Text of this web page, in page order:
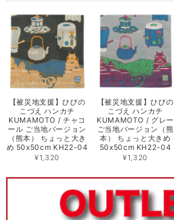
【被災地支援】ひびの
こづえ ハンカチ
KUMAMOTO / チャコ
ール ご当地バージョン
（熊本） ちょっと大き
め 50x50cm KH22-04
¥1,320
【被災地支援】ひびの
こづえ ハンカチ
KUMAMOTO / グレー
ご当地バージョン（熊
本） ちょっと大きめ
50x50cm KH22-04
¥1,320